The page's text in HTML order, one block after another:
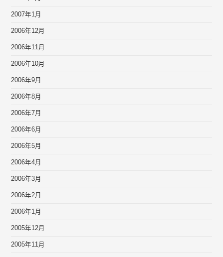
2007年1月
2006年12月
2006年11月
2006年10月
2006年9月
2006年8月
2006年7月
2006年6月
2006年5月
2006年4月
2006年3月
2006年2月
2006年1月
2005年12月
2005年11月